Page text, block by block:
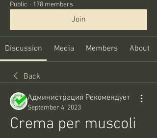
Public · 178 members
Join
Discussion Media Members About
Back
Администрация Рекомендует
September 4, 2023
Crema per muscoli